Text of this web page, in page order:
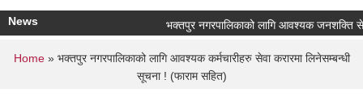
News भक्तपुर नगरपालिकाको लागि आवश्यक जनशक्ति सेवा
You are here
Home» भक्तपुर नगरपालिकाको लागि आवश्यक कर्मचारीहरु सेवा करारमा लिनेसम्बन्धी
सूचना ! (फाराम सहित)